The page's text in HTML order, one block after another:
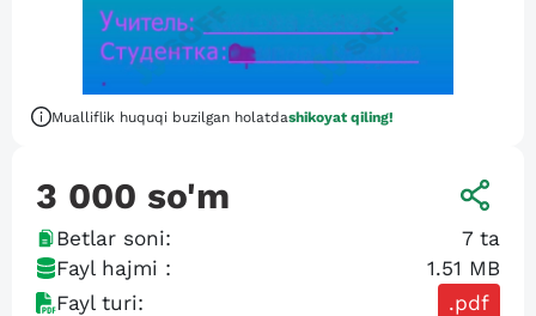
Mualliflik huquqi buzilgan holatdashikoyat qiling!
3 000 so'm
Betlar soni: 7 ta
Fayl hajmi :
1.51 MB
Fayl turi:
.pdf